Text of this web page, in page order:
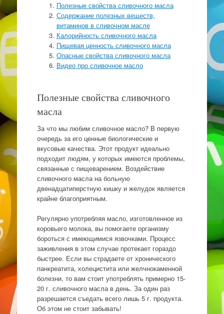
Полезные свойства сливочного масла
Содержание полезных веществ,
витаминов в сливочном масле
Калорийность сливочного масла
Пищевая ценность сливочного масла
Опасные свойства сливочного масла
Видео про сливочное масло
Полезные свойства сливочного
масла
За что мы любим сливочное масло? В первую
очередь за его ценные биологические и
вкусовые качества. Этот продукт идеально
подходит людям, у которых имеются проблемы,
связанные с пищеварением. Воздействие
сливочного масла на больную
двенадцатиперстную кишку и желудок является
крайне благоприятным.
Регулярно употребляя масло, изготовленное из
коровьего молока, вы помогаете организму
бороться с имеющимися язвочками. Процесс
заживления в этом случае протекает гораздо
быстрее. Если вы страдаете от хронического
панкреатита, холецистита или желчнокаменной
болезни, то вам стоит употреблять примерно 15-
20 г. сливочного масла в день. За один раз
разрешается съедать всего лишь 5 г. продукта.
Об этом не стоит забывать!